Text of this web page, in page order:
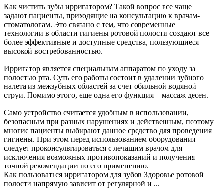
Как чистить зубы ирригатором? Такой вопрос все чаще
задают пациенты, приходящие на консультацию к врачам-
стоматологам. Это связано с тем, что современные
технологии в области гигиены ротовой полости создают все
более эффективные и доступные средства, пользующиеся
высокой востребованностью.
Ирригатор является специальным аппаратом по уходу за
полостью рта. Суть его работы состоит в удалении зубного
налета из межзубных областей за счет обильной водяной
струи. Помимо этого, еще одна его функция – массаж десен.
Само устройство считается удобным в использовании,
безопасным при разных нарушениях и действенным, поэтому
многие пациенты выбирают данное средство для проведения
гигиены. При этом перед использованием оборудования
следует проконсультироваться с лечащим врачом для
исключения возможных противопоказаний и получения
точной рекомендации по его применению.
Как пользоваться ирригатором для зубов Здоровье ротовой
полости напрямую зависит от регулярной и ...